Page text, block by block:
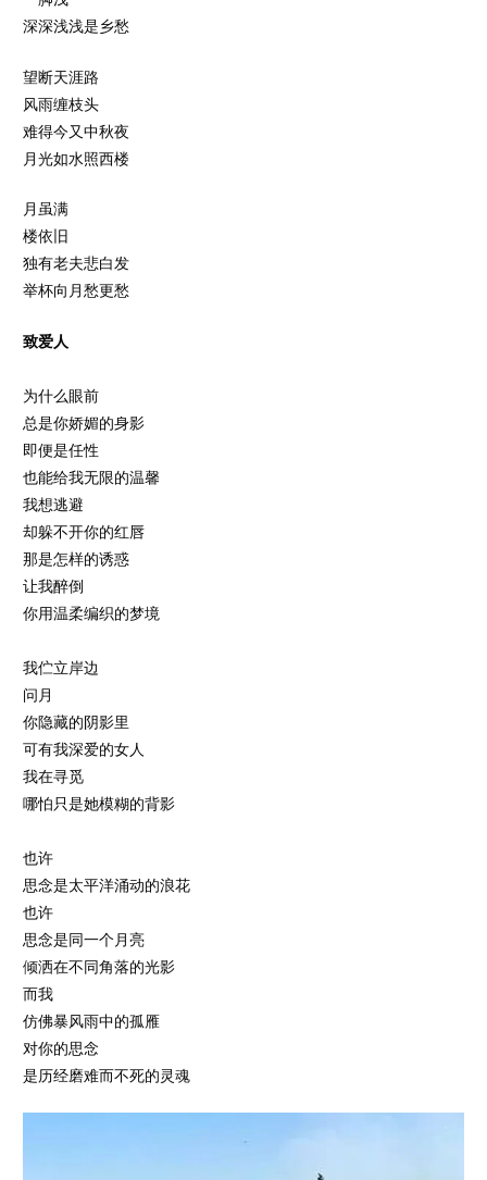
深深浅浅是乡愁
望断天涯路
风雨缠枝头
难得今又中秋夜
月光如水照西楼
月虽满
楼依旧
独有老夫悲白发
举杯向月愁更愁
致爱人
为什么眼前
总是你娇媚的身影
即便是任性
也能给我无限的温馨
我想逃避
却躲不开你的红唇
那是怎样的诱惑
让我醉倒
你用温柔编织的梦境
我伫立岸边
问月
你隐藏的阴影里
可有我深爱的女人
我在寻觅
哪怕只是她模糊的背影
也许
思念是太平洋涌动的浪花
也许
思念是同一个月亮
倾洒在不同角落的光影
而我
仿佛暴风雨中的孤雁
对你的思念
是历经磨难而不死的灵魂